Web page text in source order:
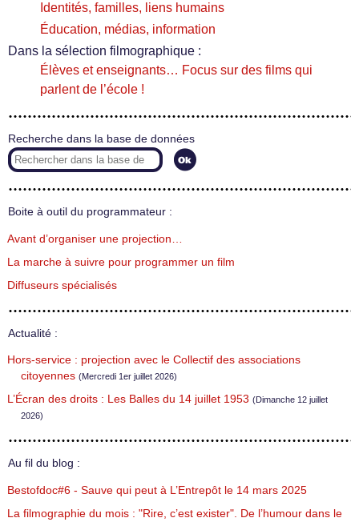
Identités, familles, liens humains
Éducation, médias, information
Dans la sélection filmographique :
Élèves et enseignants… Focus sur des films qui
parlent de l’école !
Recherche dans la base de données
Boite à outil du programmateur :
Avant d’organiser une projection…
La marche à suivre pour programmer un film
Diffuseurs spécialisés
Actualité :
Hors-service : projection avec le Collectif des associations
citoyennes (Mercredi 1er juillet 2026)
L’Écran des droits : Les Balles du 14 juillet 1953 (Dimanche 12 juillet
2026)
Au fil du blog :
Bestofdoc#6 - Sauve qui peut à L’Entrepôt le 14 mars 2025
La filmographie du mois : "Rire, c’est exister". De l’humour dans le